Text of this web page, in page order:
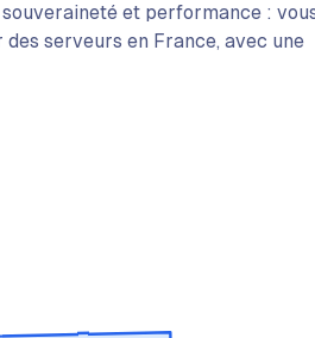
et performance :
serveurs en France, avec une